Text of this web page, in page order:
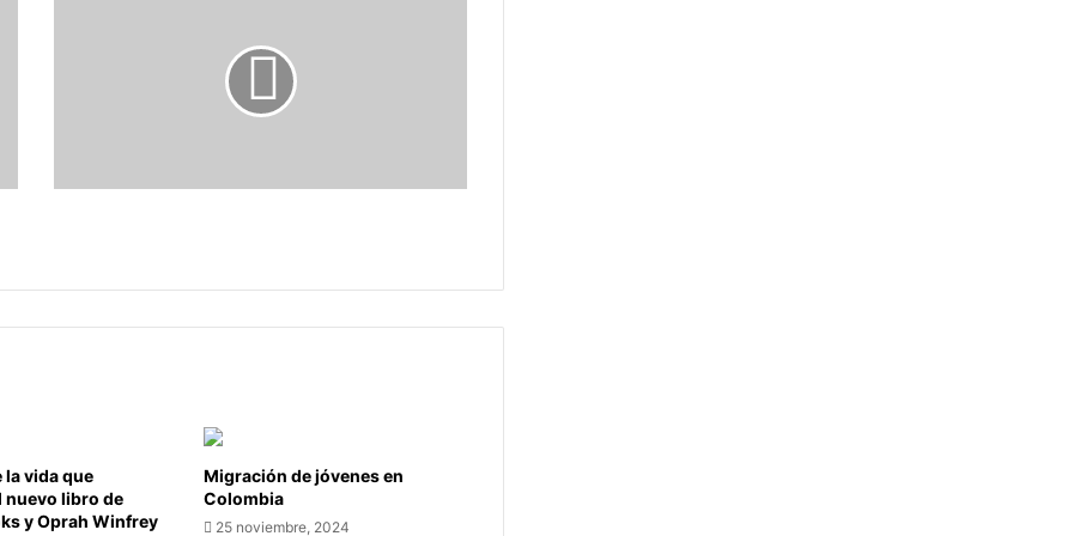
en
vida que
nuevo libro de
y Oprah Winfrey
Migración de jóvenes en
Colombia
25 noviembre, 2024